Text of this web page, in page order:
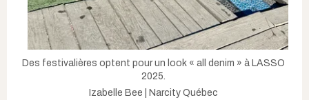
Des festivalières optent pour un look « all denim » à LASSO
2025.
Izabelle Bee | Narcity Québec